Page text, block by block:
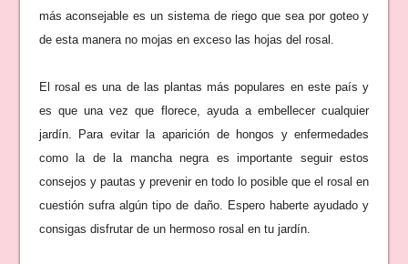
más aconsejable es un sistema de riego que sea por goteo y
de esta manera no mojas en exceso las hojas del rosal.
El rosal es una de las plantas más populares en este país y
es que una vez que florece, ayuda a embellecer cualquier
jardín. Para evitar la aparición de hongos y enfermedades
como la de la mancha negra es importante seguir estos
consejos y pautas y prevenir en todo lo posible que el rosal en
cuestión sufra algún tipo de daño. Espero haberte ayudado y
consigas disfrutar de un hermoso rosal en tu jardín.